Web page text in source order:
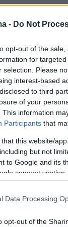
- Do Not
opt-out of the
for
selection. Please
interest-based
to third
of your
This information
Participants that
that this website/
but not
to Google and its
consent section.
Data Processing
opt-out of the
της
σε
δύο
στο κέντρο
3
λάθη
1